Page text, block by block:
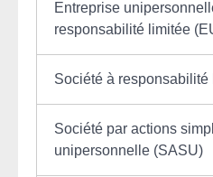
Entreprise
responsabilité limitée
Société à
Société par actions
unipersonnelle (SASU)